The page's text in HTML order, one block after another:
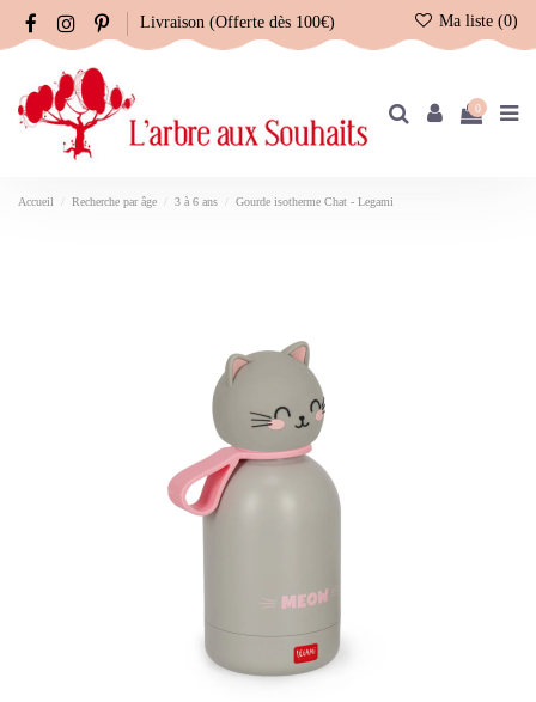
Livraison (Offerte dès 100€) Ma liste (0)
0
Accueil Recherche par âge 3 à 6 ans Gourde isotherme Chat - Legami